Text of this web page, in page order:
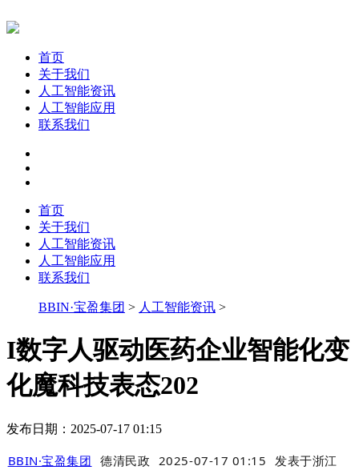
首页
关于我们
人工智能资讯
人工智能应用
联系我们
首页
关于我们
人工智能资讯
人工智能应用
联系我们
BBIN·宝盈集团 > 人工智能资讯 >
I数字人驱动医药企业智能化变
化魔科技表态202
发布日期：2025-07-17 01:15
BBIN·宝盈集团 德清民政 2025-07-17 01:15 发表于浙江